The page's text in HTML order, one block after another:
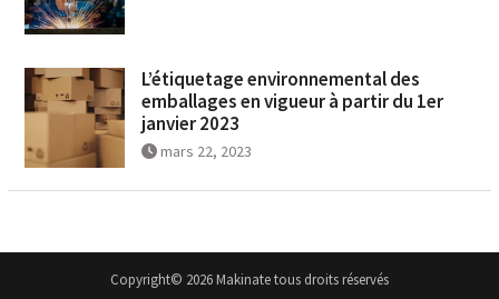
L’étiquetage environnemental des
emballages en vigueur à partir du 1er
janvier 2023
mars 22, 2023
Copyright© 2026 Makinate tous droits réservés